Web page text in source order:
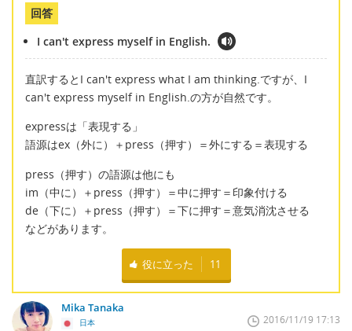
回答
I can't express myself in English.
直訳するとI can't express what I am thinking.ですが、I
can't express myself in English.の方が自然です。
expressは「表現する」
語源はex（外に）＋press（押す）＝外にする＝表現する
press（押す）の語源は他にも
im（中に）＋press（押す）＝中に押す＝印象付ける
de（下に）＋press（押す）＝下に押す＝意気消沈させる
などがあります。
役に立った 11
Mika Tanaka
日本 2016/11/19 17:13